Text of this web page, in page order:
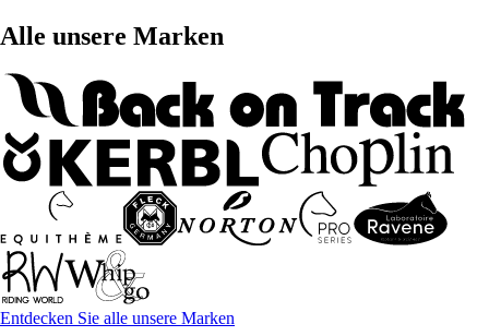
Alle unsere Marken
Entdecken Sie alle unsere Marken